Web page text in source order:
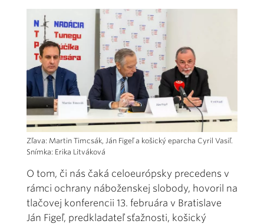
Zľava: Martin Timcsák, Ján Figeľ a košický eparcha Cyril Vasiľ.
Snímka: Erika Litváková
O tom, či nás čaká celoeurópsky precedens v
rámci ochrany náboženskej slobody, hovoril na
tlačovej konferencii 13. februára v Bratislave
Ján Figeľ, predkladateľ sťažnosti, košický